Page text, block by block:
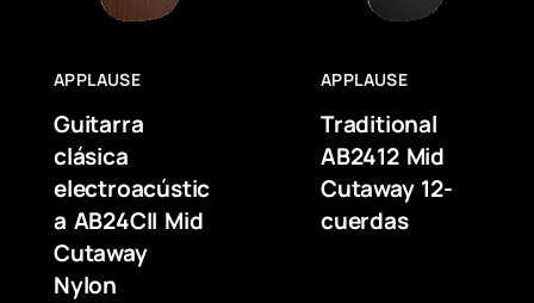
APPLAUSE
Guitarra
clásica
electroacústic
a AB24CII Mid
Cutaway
Nylon
APPLAUSE
Traditional
AB2412 Mid
Cutaway 12-
cuerdas